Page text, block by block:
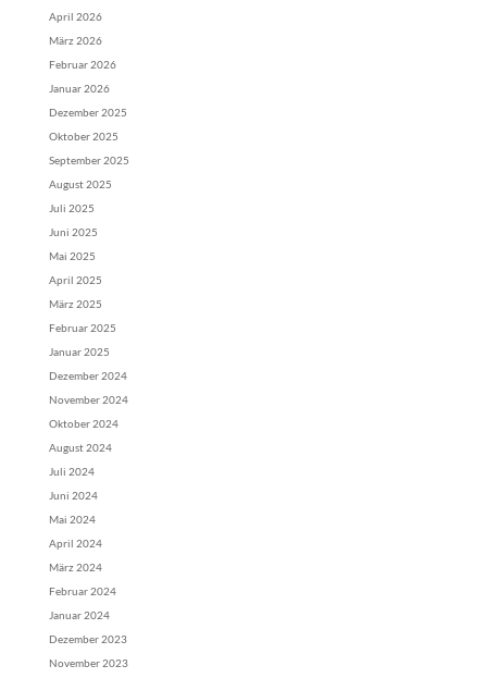
April 2026
März 2026
Februar 2026
Januar 2026
Dezember 2025
Oktober 2025
September 2025
August 2025
Juli 2025
Juni 2025
Mai 2025
April 2025
März 2025
Februar 2025
Januar 2025
Dezember 2024
November 2024
Oktober 2024
August 2024
Juli 2024
Juni 2024
Mai 2024
April 2024
März 2024
Februar 2024
Januar 2024
Dezember 2023
November 2023